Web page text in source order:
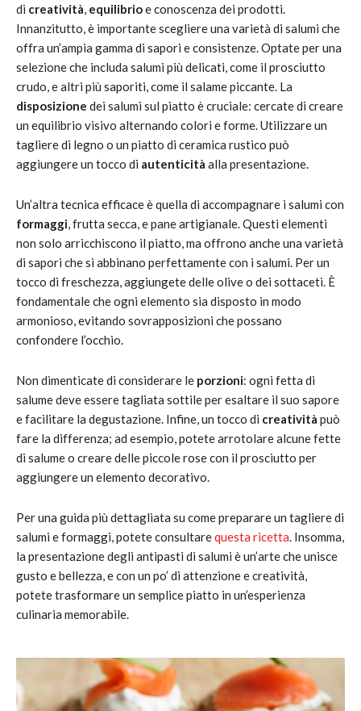
di creatività, equilibrioe conoscenza dei prodotti.
Innanzitutto, è importante scegliere una varietà di salumi che
offra un’ampia gamma di sapori e consistenze. Optate per una
selezione che includa salumi più delicati, come il prosciutto
crudo, e altri più saporiti, come il salame piccante. La
disposizione dei salumi sul piatto è cruciale: cercate di creare
un equilibrio visivo alternando colori e forme. Utilizzare un
tagliere di legno o un piatto di ceramica rustico può
aggiungere un tocco di autenticità alla presentazione.
Un’altra tecnica efficace è quella di accompagnare i salumi con
formaggi, frutta secca, e pane artigianale. Questi elementi
non solo arricchiscono il piatto, ma offrono anche una varietà
di sapori che si abbinano perfettamente con i salumi. Per un
tocco di freschezza, aggiungete delle olive o dei sottaceti. È
fondamentale che ogni elemento sia disposto in modo
armonioso, evitando sovrapposizioni che possano
confondere l’occhio.
Non dimenticate di considerare le porzioni: ogni fetta di
salume deve essere tagliata sottile per esaltare il suo sapore
e facilitare la degustazione. Infine, un tocco di creatività può
fare la differenza; ad esempio, potete arrotolare alcune fette
di salume o creare delle piccole rose con il prosciutto per
aggiungere un elemento decorativo.
Per una guida più dettagliata su come preparare un tagliere di
salumi e formaggi, potete consultarequesta ricetta. Insomma,
la presentazione degli antipasti di salumi è un’arte che unisce
gusto e bellezza, e con un po’ di attenzione e creatività,
potete trasformare un semplice piatto in un’esperienza
culinaria memorabile.